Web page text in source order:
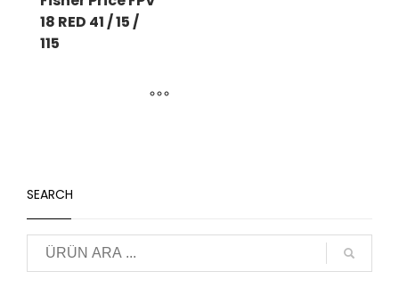
18 RED 41 / 15 /
115
SEARCH